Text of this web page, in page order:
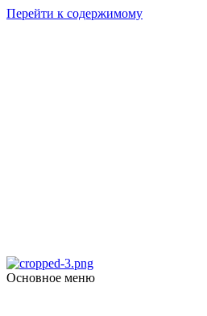
Перейти к содержимому
Основное меню